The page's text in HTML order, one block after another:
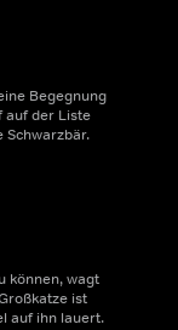
Begegnung
auf der Liste
Schwarzbär.
können, wagt
ist
auf ihn lauert.